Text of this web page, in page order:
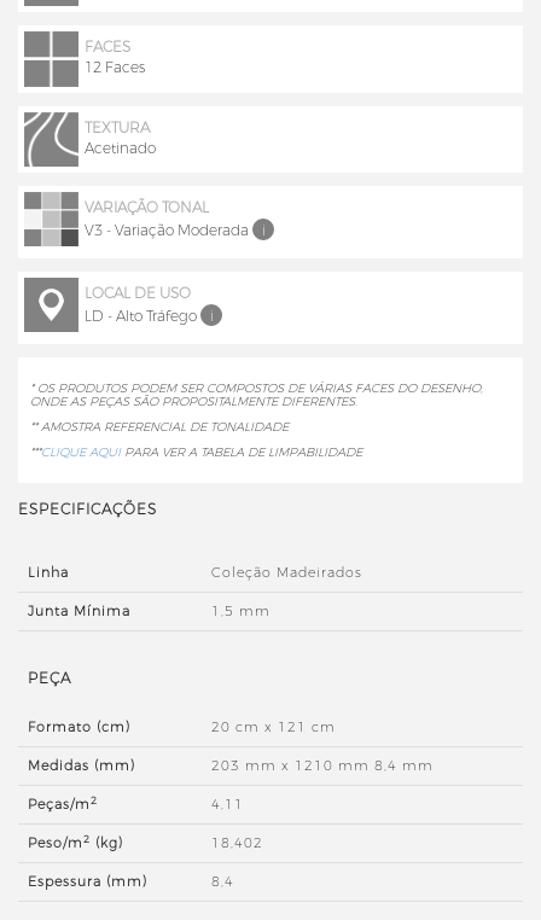
FACES
12 Faces
TEXTURA
Acetinado
VARIAÇÃO TONAL
V3 - Variação Moderada
i
LOCAL DE USO
LD - Alto Tráfego
i
* OS PRODUTOS PODEM SER COMPOSTOS DE VÁRIAS FACES DO DESENHO,
ONDE AS PEÇAS SÃO PROPOSITALMENTE DIFERENTES.
** AMOSTRA REFERENCIAL DE TONALIDADE
***CLIQUE AQUIPARA VER A TABELA DE LIMPABILIDADE
ESPECIFICAÇÕES
Linha Coleção Madeirados
Junta Mínima 1,5 mm
PEÇA
Formato (cm) 20 cm x 121 cm
Medidas (mm) 203 mm x 1210 mm 8,4 mm
Peças/m2 4,11
Peso/m2 (kg) 18,402
Espessura (mm) 8,4